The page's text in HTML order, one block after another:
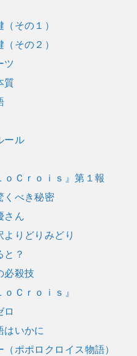
その１）
その２）
ツ
質
ール
Ｃｒｏｉｓ』第１報
くべき秘密
さん
りどりみどり
？
必殺技
Ｃｒｏｉｓ』
ロ
いかに
ポポロクロイス物語）